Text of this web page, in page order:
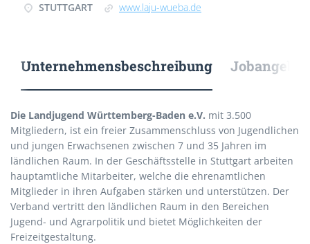
STUTTGART www.laju-wueba.de
Unternehmensbeschreibung
Die Landjugend Württemberg-Baden e.V. mit 3.500
Mitgliedern, ist ein freier Zusammenschluss von Jugendlichen
und jungen Erwachsenen zwischen 7 und 35 Jahren im
ländlichen Raum. In der Geschäftsstelle in Stuttgart arbeiten
hauptamtliche Mitarbeiter, welche die ehrenamtlichen
Mitglieder in ihren Aufgaben stärken und unterstützen. Der
Verband vertritt den ländlichen Raum in den Bereichen
Jugend- und Agrarpolitik und bietet Möglichkeiten der
Freizeitgestaltung.